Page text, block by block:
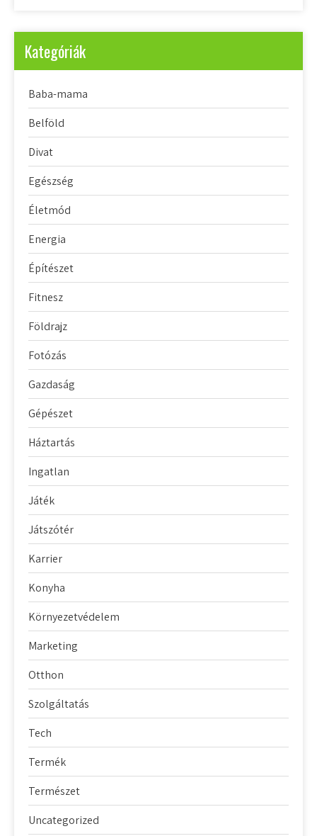
Kategóriák
Baba-mama
Belföld
Divat
Egészség
Életmód
Energia
Építészet
Fitnesz
Földrajz
Fotózás
Gazdaság
Gépészet
Háztartás
Ingatlan
Játék
Játszótér
Karrier
Konyha
Környezetvédelem
Marketing
Otthon
Szolgáltatás
Tech
Termék
Természet
Uncategorized